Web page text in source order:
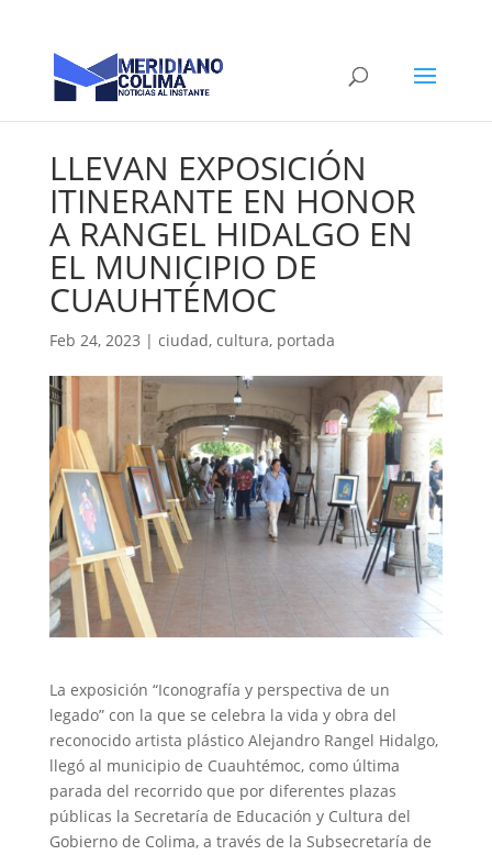
LLEVAN EXPOSICIÓN
ITINERANTE EN HONOR
A RANGEL HIDALGO EN
EL MUNICIPIO DE
CUAUHTÉMOC
Feb 24, 2023 | ciudad, cultura, portada
La exposición “Iconografía y perspectiva de un
legado” con la que se celebra la vida y obra del
reconocido artista plástico Alejandro Rangel Hidalgo,
llegó al municipio de Cuauhtémoc, como última
parada del recorrido que por diferentes plazas
públicas la Secretaría de Educación y Cultura del
Gobierno de Colima, a través de la Subsecretaría de